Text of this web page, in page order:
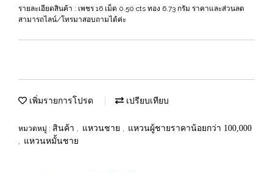
รายละเอียดสินค้า : เพชร 16 เม็ด 0.50 cts ทอง 6.73 กรัม ราคาและส่วนลด
สามารถไลน์/โทรมาสอบถามได้ค่ะ
เพิ่มรายการโปรด เปรียบเทียบ
หมวดหมู่ : สินค้า , แหวนชาย , แหวนผู้ชายราคาน้อยกว่า 100,000
, แหวนหมั้นชาย